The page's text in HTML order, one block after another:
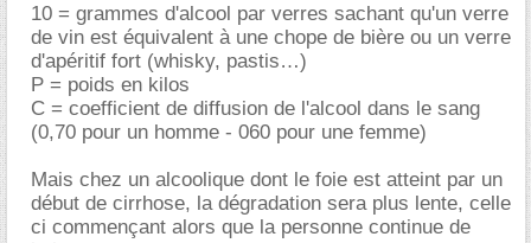
10 = grammes d'alcool par verres sachant qu'un verre
de vin est équivalent à une chope de bière ou un verre
d'apéritif fort (whisky, pastis…)
P = poids en kilos
C = coefficient de diffusion de l'alcool dans le sang
(0,70 pour un homme - 060 pour une femme)
Mais chez un alcoolique dont le foie est atteint par un
début de cirrhose, la dégradation sera plus lente, celle
ci commençant alors que la personne continue de